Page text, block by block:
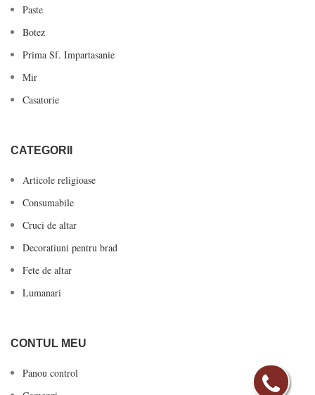
Paste
Botez
Prima Sf. Impartasanie
Mir
Casatorie
CATEGORII
Articole religioase
Consumabile
Cruci de altar
Decoratiuni pentru brad
Fete de altar
Lumanari
CONTUL MEU
Panou control